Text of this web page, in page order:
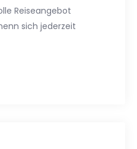
Reiseangebot
sich jederzeit